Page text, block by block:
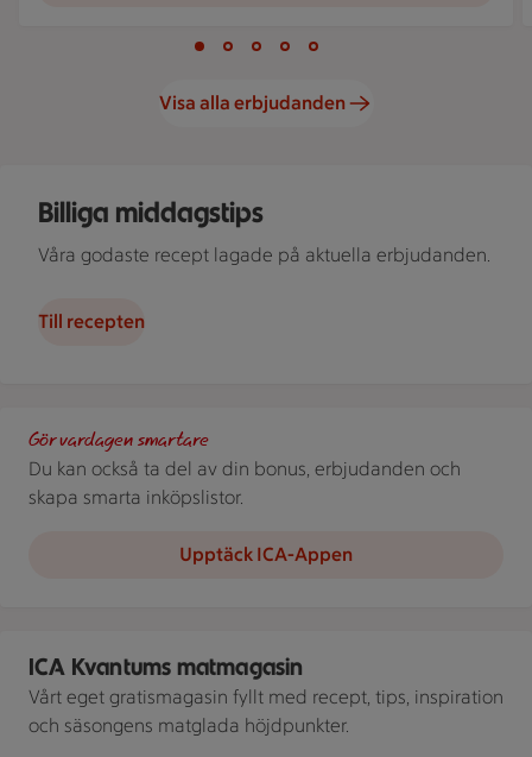
Bild 1 av 5
Bild 2 av 5
Bild 3 av 5Bild 4 av 5
Visa alla erbjudanden
Billiga middagstips
Våra godaste recept lagade på aktuella erbjudanden.
Till recepten
Gör vardagen smartare
Du kan också ta del av din bonus, erbjudanden och
skapa smarta inköpslistor.
Upptäck ICA-Appen
ICA Kvantums matmagasin
Vårt eget gratismagasin fyllt med recept, tips, inspiration
och säsongens matglada höjdpunkter.